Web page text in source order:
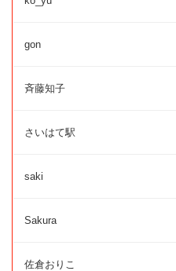
gon
斉藤知子
さいはて駅
saki
Sakura
佐倉おりこ